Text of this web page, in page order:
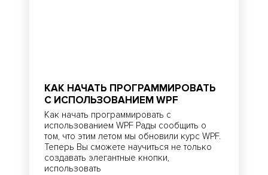
КАК НАЧАТЬ ПРОГРАММИРОВАТЬ
С ИСПОЛЬЗОВАНИЕМ WPF
Как начать программировать с
использованием WPF Рады сообщить о
том, что этим летом мы обновили курс WPF.
Теперь Вы сможете научиться не только
создавать элегантные кнопки,
использовать